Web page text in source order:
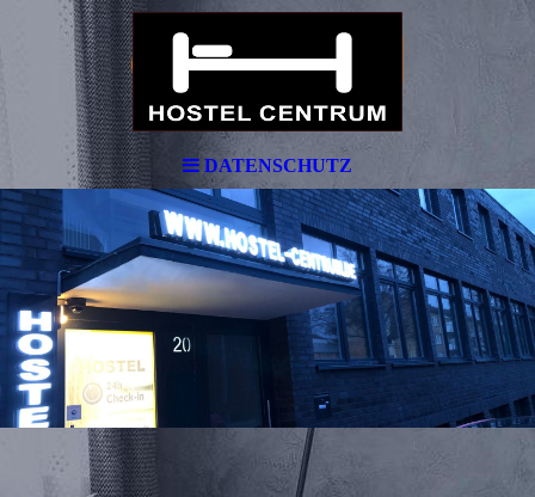
DATENSCHUTZ
ein Hotel